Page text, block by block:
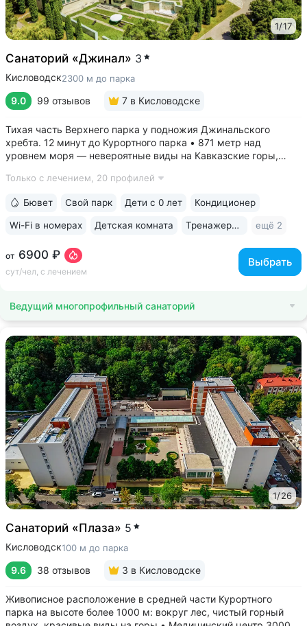
1/17
Санаторий «Джинал» 3
Кисловодск2300 м до парка
9.0 99 отзывов 7 в Кисловодске
Тихая часть Верхнего парка у подножия Джинальского
хребта. 12 минут до Курортного парка • 871 метр над
уровнем моря ­— невероятные виды на Кавказские горы,
расположены лучшие смотровые площадки Кисловодска •
Только с лечением, 20 профилей
от 6900 ₽
сут/чел, с лечением
Выбрать
Бювет Свой парк Дети с 0 лет Кондиционер
Wi-Fi в номерах Детская комната Тренажерный зал ещё 2
Ведущий многопрофильный санаторий
1/26
Санаторий «Плаза» 5
Кисловодск100 м до парка
9.6 38 отзывов 3 в Кисловодске
Живописное расположение в средней части Курортного
парка на высоте более 1000 м: вокруг лес, чистый горный